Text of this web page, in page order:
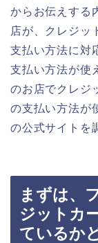
からお伝えする
店が、クレジッ
支払い方法に対
支払い方法が使
のお店でクレジ
の支払い方法が
の公式サイトを
まずは、
ジットカ
ているか